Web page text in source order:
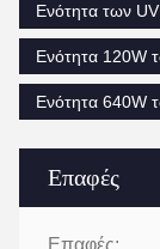
Επαφές
Επαφές:
Ενότητα των
Ενότητα 120W
Ενότητα 640W